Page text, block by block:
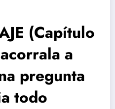
(Capítulo
a
pregunta
todo